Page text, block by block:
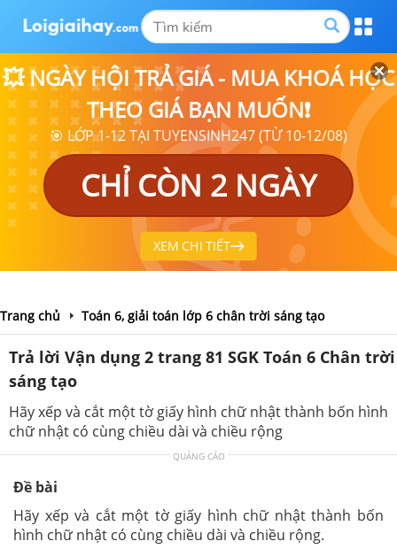
💥 NGÀY HỘI TRẢ GIÁ - MUA KHOÁ HỌC
THEO GIÁ BẠN MUỐN❗
🎯 LỚP 1-12 TẠI TUYENSINH247 (TỪ 10-12/08)
CHỈ CÒN 2 NGÀY
XEM CHI TIẾT
Trang chủ Toán 6, giải toán lớp 6 chân trời sáng tạo
Trả lời Vận dụng 2 trang 81 SGK Toán 6 Chân trời
sáng tạo
Hãy xếp và cắt một tờ giấy hình chữ nhật thành bốn hình
chữ nhật có cùng chiều dài và chiều rộng
QUẢNG CÁO
Đề bài
Hãy xếp và cắt một tờ giấy hình chữ nhật thành bốn
hình chữ nhật có cùng chiều dài và chiều rộng.